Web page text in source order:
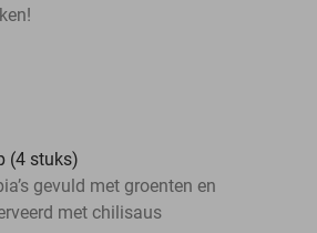
(4 stuks)
gevuld met groenten en
met chilisaus